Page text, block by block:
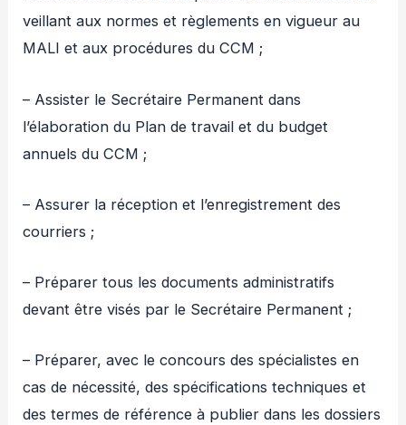
veillant aux normes et règlements en vigueur au
MALI et aux procédures du CCM ;
– Assister le Secrétaire Permanent dans
l’élaboration du Plan de travail et du budget
annuels du CCM ;
– Assurer la réception et l’enregistrement des
courriers ;
– Préparer tous les documents administratifs
devant être visés par le Secrétaire Permanent ;
– Préparer, avec le concours des spécialistes en
cas de nécessité, des spécifications techniques et
des termes de référence à publier dans les dossiers